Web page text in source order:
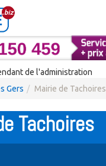
de l'administration
Gers Mairie de Tachoires
Tachoires